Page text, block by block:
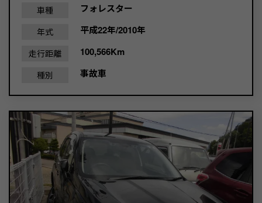
車種 フォレスター
年式 平成22年/2010年
走行距離 100,566Km
種別 事故車